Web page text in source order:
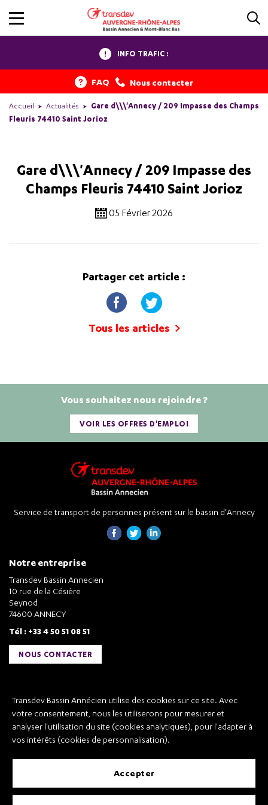
Transdev Bassin Annécien utilise des cookies sur ce site. Avec
votre consentement, nous les utiliserons pour mesurer et
analyser l'utilisation du site (cookies analytiques), pour l'adapter à
vos intérêts (cookies de personnalisation).
accepter
INFO TRAFIC :
FAQ Nous contacter
Accueil Actualités
Gare d\\\'Annecy / 209 Impasse des Champs
Fleuris 74410 Saint Jorioz
Gare d\\\'Annecy / 209 Impasse des
Champs Fleuris 74410 Saint Jorioz
05 Février 2026
Partager cet article :
Tous les articles
Vous souhaitez nous rejoindre ?
VOIR LES OFFRES D'EMPLOI
Service de transport de personnes présent sur le bassin d'Annecy
Notre entreprise
Transdev Bassin Annecien
10 rue de la Césière
Seynod
74600 ANNECY
Tél : +33 4 50 51 08 51
NOUS CONTACTER
Transdev Bassin Annécien
Recrutement